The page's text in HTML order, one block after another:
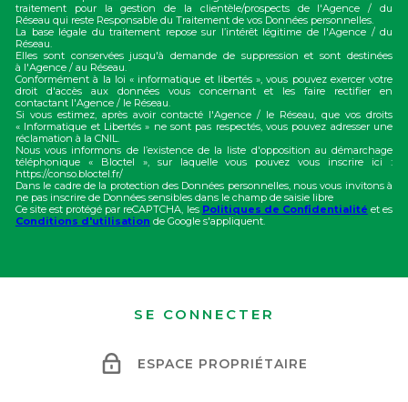
traitement pour la gestion de la clientèle/prospects de l'Agence / du
Réseau qui reste Responsable du Traitement de vos Données personnelles.
La base légale du traitement repose sur l’intérêt légitime de l'Agence / du
Réseau.
Elles sont conservées jusqu'à demande de suppression et sont destinées
à l'Agence / au Réseau.
Conformément à la loi « informatique et libertés », vous pouvez exercer votre
droit d'accès aux données vous concernant et les faire rectifier en
contactant l'Agence / le Réseau.
Si vous estimez, après avoir contacté l'Agence / le Réseau, que vos droits
« Informatique et Libertés » ne sont pas respectés, vous pouvez adresser une
réclamation à la CNIL.
Nous vous informons de l’existence de la liste d'opposition au démarchage
téléphonique « Bloctel », sur laquelle vous pouvez vous inscrire ici :
https://conso.bloctel.fr/
Dans le cadre de la protection des Données personnelles, nous vous invitons à
ne pas inscrire de Données sensibles dans le champ de saisie libre
Ce site est protégé par reCAPTCHA, les Politiques de Confidentialité et es
Conditions d'utilisation de Google s'appliquent.
SE CONNECTER
ESPACE PROPRIÉTAIRE